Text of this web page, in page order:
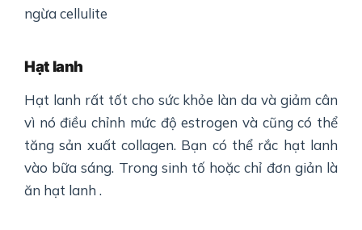
ngừa cellulite
Hạt lanh
Hạt lanh rất tốt cho sức khỏe làn da và giảm cân
vì nó điều chỉnh mức độ estrogen và cũng có thể
tăng sản xuất collagen. Bạn có thể rắc hạt lanh
vào bữa sáng. Trong sinh tố hoặc chỉ đơn giản là
ăn hạt lanh .